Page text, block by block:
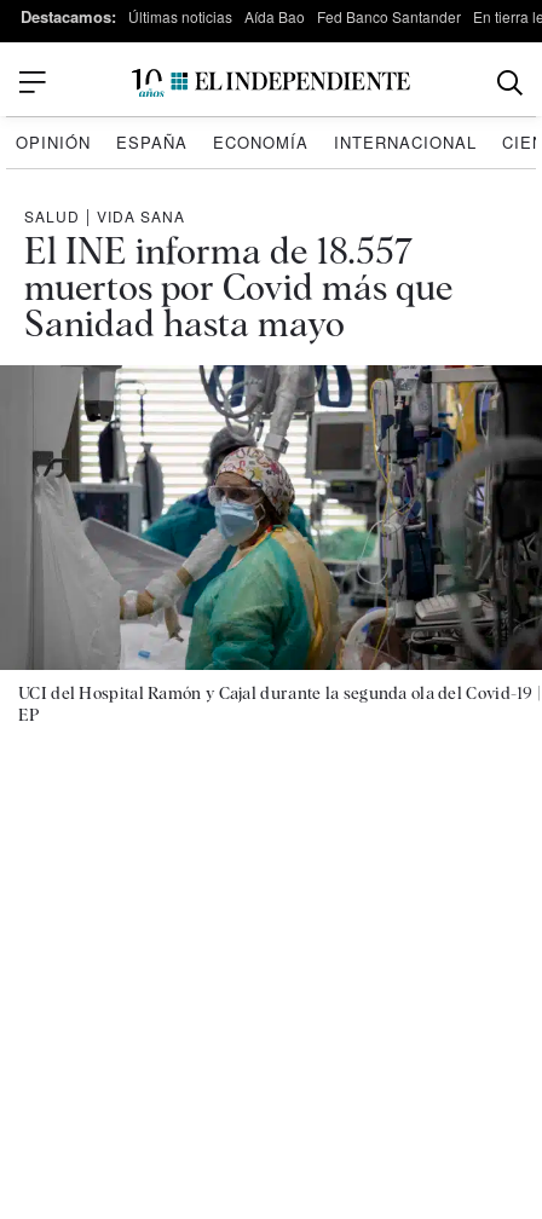
Destacamos: Últimas noticias Aída Bao Fed Banco Santander En tierra
OPINIÓN ESPAÑA ECONOMÍA INTERNACIONAL
SALUD | VIDA SANA
El INE informa de 18.557
muertos por Covid más que
Sanidad hasta mayo
UCI del Hospital Ramón y Cajal durante la segunda ola del Covid-19 |
EP